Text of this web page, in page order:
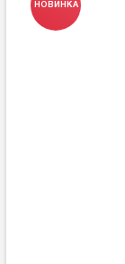
НОВИНКА